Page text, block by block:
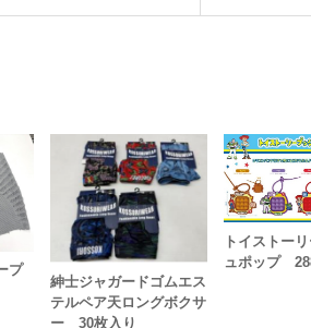
プ
紳士ジャガードゴムエス
テルペア天ロングボクサ
ー 30枚入り
トイストー
ュポップ